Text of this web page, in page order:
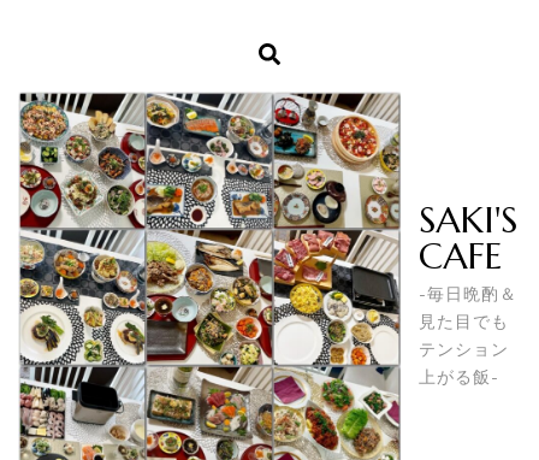
SAKI'S
CAFE
-毎日晩酌＆
見た目でも
テンション
上がる飯-